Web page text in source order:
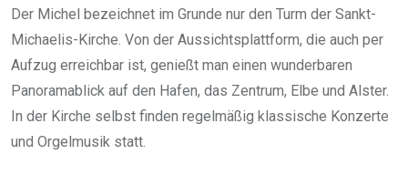
Der Michel bezeichnet im Grunde nur den Turm der Sankt-
Michaelis-Kirche. Von der Aussichtsplattform, die auch per
Aufzug erreichbar ist, genießt man einen wunderbaren
Panoramablick auf den Hafen, das Zentrum, Elbe und Alster.
In der Kirche selbst finden regelmäßig klassische Konzerte
und Orgelmusik statt.